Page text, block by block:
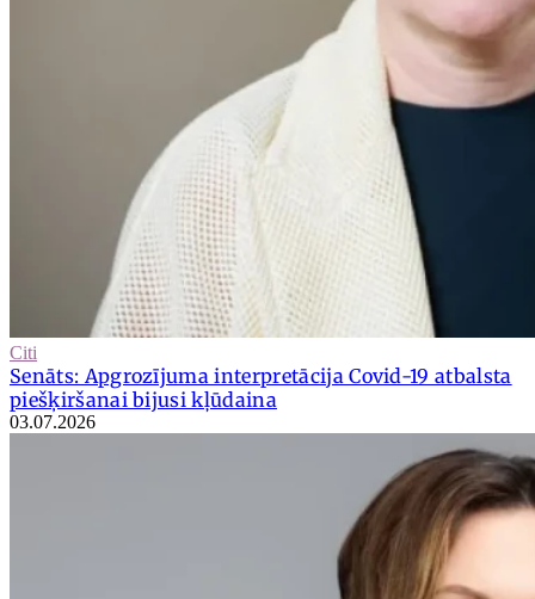
Citi
Senāts: Apgrozījuma interpretācija Covid-19 atbalsta
piešķiršanai bijusi kļūdaina
03.07.2026